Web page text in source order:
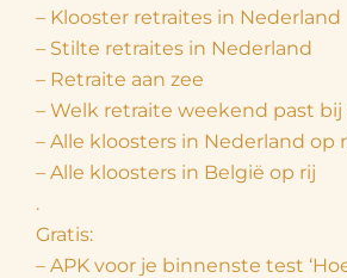
– Klooster retraites in Nederland
– Stilte retraites in Nederland
– Retraite aan zee
– Welk retraite weekend past bij
– Alle kloosters in Nederland op
– Alle kloosters in België op rij
.
Gratis:
– APK voor je binnenste test